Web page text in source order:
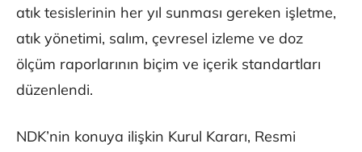
atık tesislerinin her yıl sunması gereken işletme,
atık yönetimi, salım, çevresel izleme ve doz
ölçüm raporlarının biçim ve içerik standartları
düzenlendi.
NDK’nin konuya ilişkin Kurul Kararı, Resmi